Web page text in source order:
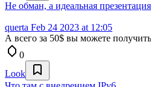
Не обман, а идеальная
querta Feb 24 2023 at 12:05
А всего за 50$ вы можете
0
Look